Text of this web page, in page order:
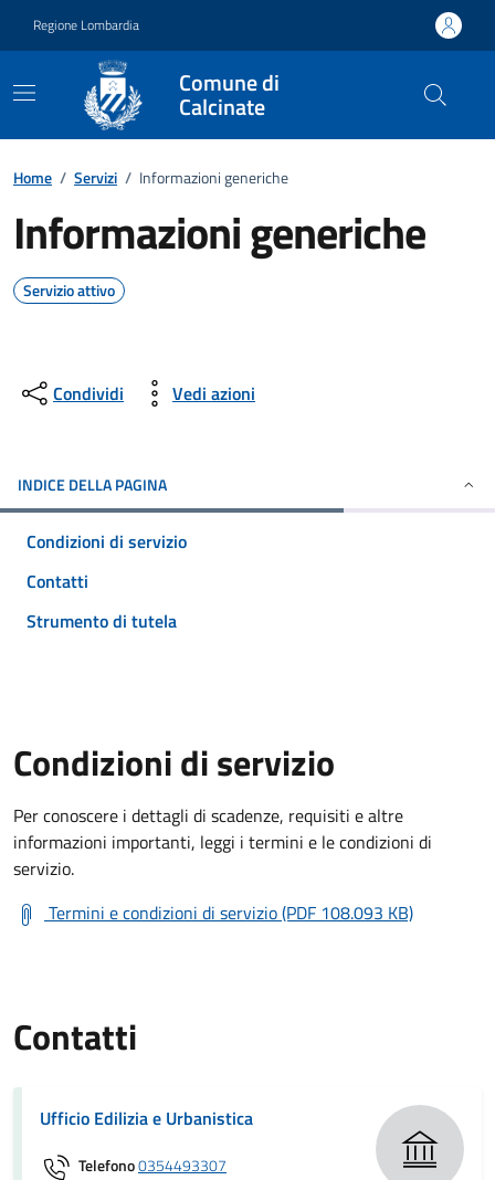
Regione Lombardia
Comune di
Calcinate
Home / Servizi / Informazioni generiche
Informazioni generiche
Servizio attivo
Condividi Vedi azioni
INDICE DELLA PAGINA
Condizioni di servizio
Contatti
Strumento di tutela
Condizioni di servizio
Per conoscere i dettagli di scadenze, requisiti e altre
informazioni importanti, leggi i termini e le condizioni di
servizio.
Termini e condizioni di servizio (PDF 108.093 KB)
Contatti
Ufficio Edilizia e Urbanistica
Telefono0354493307